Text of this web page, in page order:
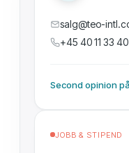
salg@teo-
+45 40 11 33 40
Second opinion
JOBB & STIPEND